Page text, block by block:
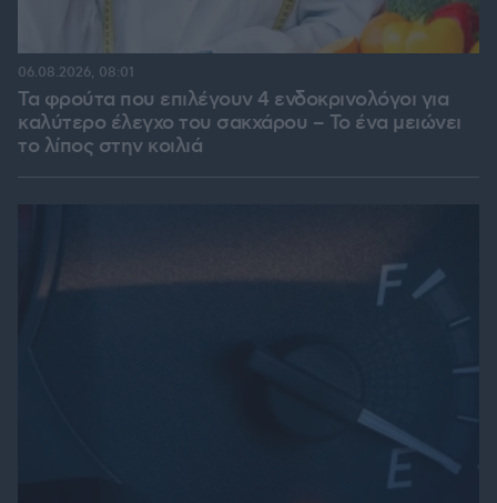
Τα φρούτα που επιλέγουν 4 ενδοκρινολόγοι για
καλύτερο έλεγχο του σακχάρου – Το ένα μειώνει
το λίπος στην κοιλιά
06.08.2026, 08:01